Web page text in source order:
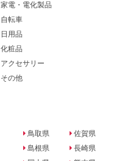
家電・電化製品
自転車
日用品
化粧品
アクセサリー
その他
鳥取県
島根県
佐賀県
長崎県